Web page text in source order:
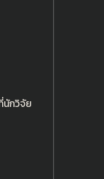
นักวิจัย